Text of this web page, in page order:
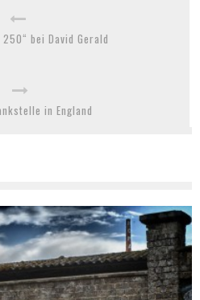
250“ bei David Gerald
in England